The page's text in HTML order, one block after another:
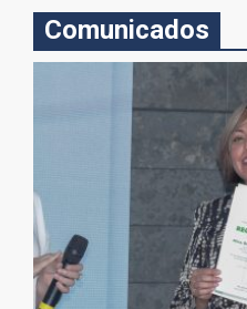
Comunicados